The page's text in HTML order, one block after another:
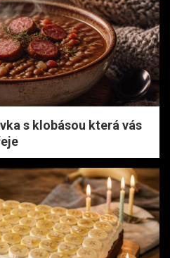
s klobásou která vás